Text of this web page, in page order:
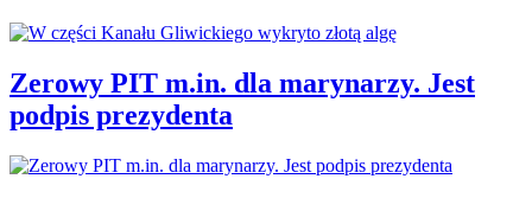
Zerowy PIT m.in. dla marynarzy. Jest
podpis prezydenta